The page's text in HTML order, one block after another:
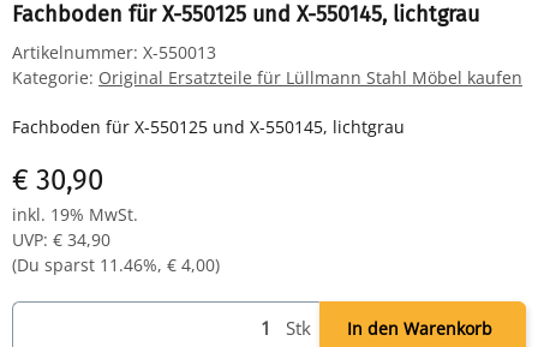
Fachboden für X-550125 und X-550145, lichtgrau
Artikelnummer: X-550013
Kategorie: Original Ersatzteile für Lüllmann Stahl Möbel kaufen
Fachboden für X-550125 und X-550145, lichtgrau
€ 30,90
inkl. 19% MwSt.
UVP: € 34,90
(Du sparst 11.46%, € 4,00)
Stk In den Warenkorb